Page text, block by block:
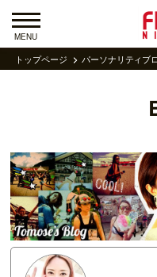
MENU
トップページ パーソナリティブ